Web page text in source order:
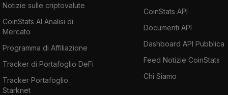
Notizie sulle criptovalute
CoinStats AI Analisi di
Mercato
Programma di Affiliazione
Tracker di Portafoglio DeFi
Tracker Portafoglio
Starknet
CoinStats API
Documenti API
Dashboard API Pubblica
Feed Notizie CoinStats
Chi Siamo